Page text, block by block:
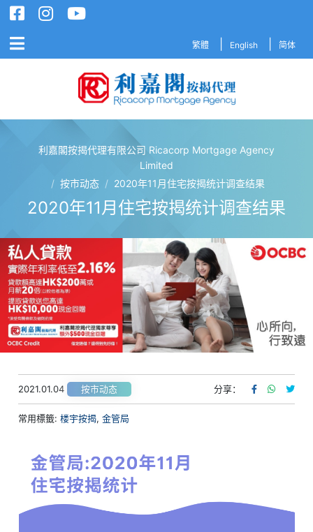
繁體 English 简体
利嘉閣按揭代理有限公司 Ricacorp Mortgage Agency
Limited
/ 按市动态 / 2020年11月住宅按揭统计调查结果
2020年11月住宅按揭统计调查结果
2021.01.04 按市动态 分享：
常用標籤:楼宇按揭,金管局